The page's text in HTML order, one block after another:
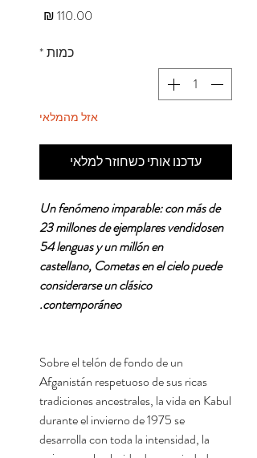
כמות*
אזל מהמלאי
עדכנו אותי כשחוזר למלאי
Un fenómeno imparable: con más de
23 millones de ejemplares vendidosen
54 lenguas y un millón en
castellano, Cometas en el cielo puede
considerarse un clásico
contemporáneo.
Sobre el telón de fondo de un
Afganistán respetuoso de sus ricas
tradiciones ancestrales, la vida en Kabul
durante el invierno de 1975 se
desarrolla con toda la intensidad, la